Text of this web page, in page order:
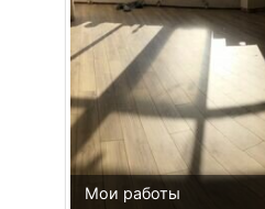
Мои работы